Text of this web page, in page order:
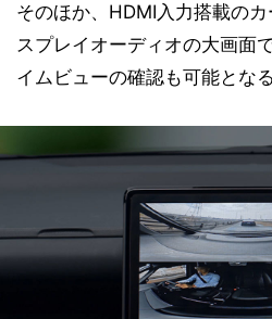
そのほか、HDMI入力搭載の
スプレイオーディオの大画面
イムビューの確認も可能となる